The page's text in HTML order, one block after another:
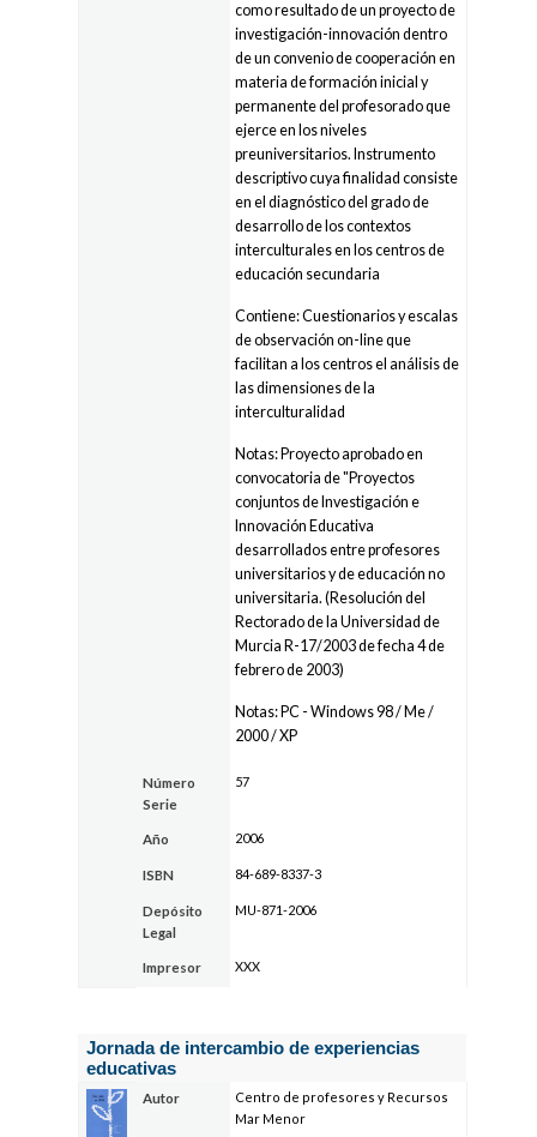
como resultado de un proyecto de
investigación-innovación dentro
de un convenio de cooperación en
materia de formación inicial y
permanente del profesorado que
ejerce en los niveles
preuniversitarios. Instrumento
descriptivo cuya finalidad consiste
en el diagnóstico del grado de
desarrollo de los contextos
interculturales en los centros de
educación secundaria
Contiene: Cuestionarios y escalas
de observación on-line que
facilitan a los centros el análisis de
las dimensiones de la
interculturalidad
Notas: Proyecto aprobado en
convocatoria de "Proyectos
conjuntos de Investigación e
Innovación Educativa
desarrollados entre profesores
universitarios y de educación no
universitaria. (Resolución del
Rectorado de la Universidad de
Murcia R-17/2003 de fecha 4 de
febrero de 2003)
Notas: PC - Windows 98 / Me /
2000 / XP
Número
Serie
57
Año 2006
ISBN 84-689-8337-3
Depósito
Legal
MU-871-2006
Impresor XXX
Jornada de intercambio de experiencias
educativas
Autor
Centro de profesores y Recursos
Mar Menor